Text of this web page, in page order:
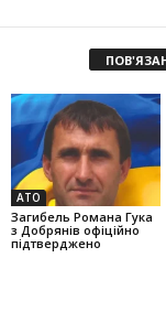
АТО
Загибель Романа Гука
з Добрянів офіційно
підтверджено